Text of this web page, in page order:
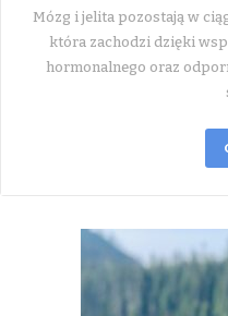
Mózg i jelita pozostają w
która zachodzi dzięki
hormonalnego oraz